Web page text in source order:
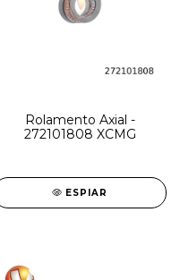
Rolamento Axial -
272101808 XCMG
ESPIAR